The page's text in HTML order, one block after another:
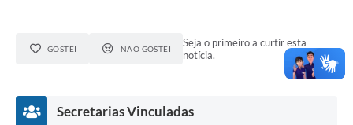
GOSTEI NÃO GOSTEI
Seja o primeiro a curtir esta
notícia.
Secretarias Vinculadas